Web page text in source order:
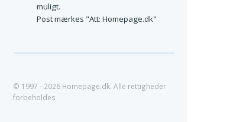
muligt.
Post mærkes "Att: Homepage.dk"
© 1997 - 2026 Homepage.dk. Alle rettigheder
forbeholdes